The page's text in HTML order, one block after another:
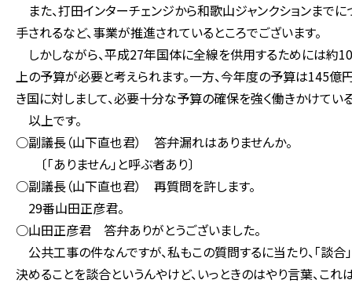
また、打田インターチェンジから和歌山ジャンクションまで
手されるなど、事業が推進されているところでございます。
しかしながら、平成27年国体に全線を供用するためには約
上の予算が必要と考えられます。一方、今年度の予算は145億
き国に対しまして、必要十分な予算の確保を強く働きかけてい
以上です。
○副議長（山下直也君） 答弁漏れはありませんか。
〔「ありません」と呼ぶ者あり〕
○副議長（山下直也君） 再質問を許します。
29番山田正彦君。
○山田正彦君 答弁ありがとうございました。
公共工事の件なんですが、私もこの質問するに当たり、「談
決めることを談合というんやけど、いっときのはやり言葉、これ